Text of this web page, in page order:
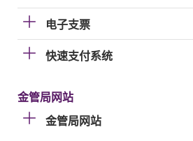
电子支票
快速支付系统
金管局网站
金管局网站